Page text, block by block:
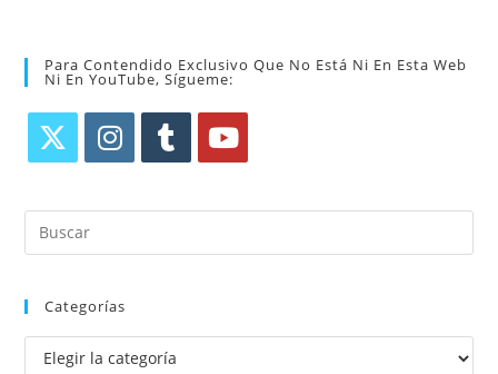
Para Contendido Exclusivo Que No Está Ni En Esta Web
Ni En YouTube, Sígueme:
Categorías